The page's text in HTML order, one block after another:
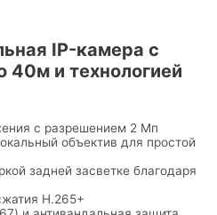
IP-камера с
40м и технологией
с разрешением 2 Мп
объектив для простой
задней засветке благодаря
H.265+